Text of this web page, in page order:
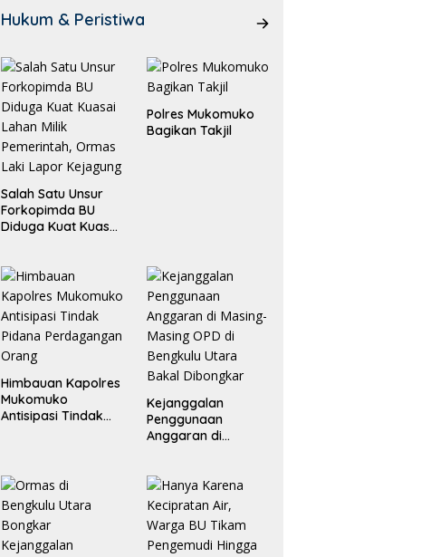
Hukum & Peristiwa
Salah Satu Unsur
Forkopimda BU
Diduga Kuat Kuasai
Laki Lapor
Kejagung
Polres Mukomuko
Bagikan Takjil
Himbauan Kapolres
Mukomuko
Antisipasi Tindak
Kejanggalan
Penggunaan
Anggaran di
Bakal Dibongkar